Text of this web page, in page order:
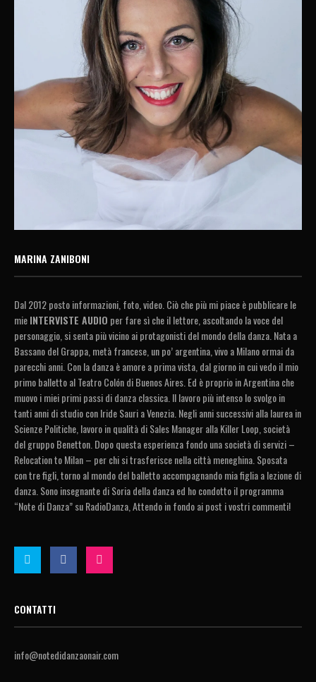
MARINA ZANIBONI
Dal 2012 posto informazioni, foto, video. Ciò che più mi piace è pubblicare le
mieINTERVISTE AUDIO per fare sì che il lettore, ascoltando la voce del
personaggio, si senta più vicino ai protagonisti del mondo della danza. Nata a
Bassano del Grappa, metà francese, un po’ argentina, vivo a Milano ormai da
parecchi anni. Con la danza è amore a prima vista, dal giorno in cui vedo il mio
primo balletto al Teatro Colón di Buenos Aires. Ed è proprio in Argentina che
muovo i miei primi passi di danza classica. Il lavoro più intenso lo svolgo in
tanti anni di studio con Iride Sauri a Venezia. Negli anni successivi alla laurea in
Scienze Politiche, lavoro in qualità di Sales Manager alla Killer Loop, società
del gruppo Benetton. Dopo questa esperienza fondo una società di servizi –
Relocation to Milan – per chi si trasferisce nella città meneghina. Sposata
con tre figli, torno al mondo del balletto accompagnando mia figlia a lezione di
danza. Sono insegnante di Soria della danza ed ho condotto il programma
“Note di Danza” su RadioDanza, Attendo in fondo ai post i vostri commenti!
CONTATTI
info@notedidanzaonair.com